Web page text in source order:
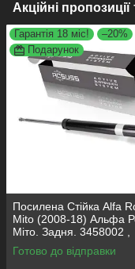
Акційні
Гарантія 18 міс!
–20%
Подарунок
Посилена Стійка Alfa
Mito (2008-18) Альфа
Міто. Задня. 3458002 ,
317722. KOREA Аксусс!
Готово до відправки